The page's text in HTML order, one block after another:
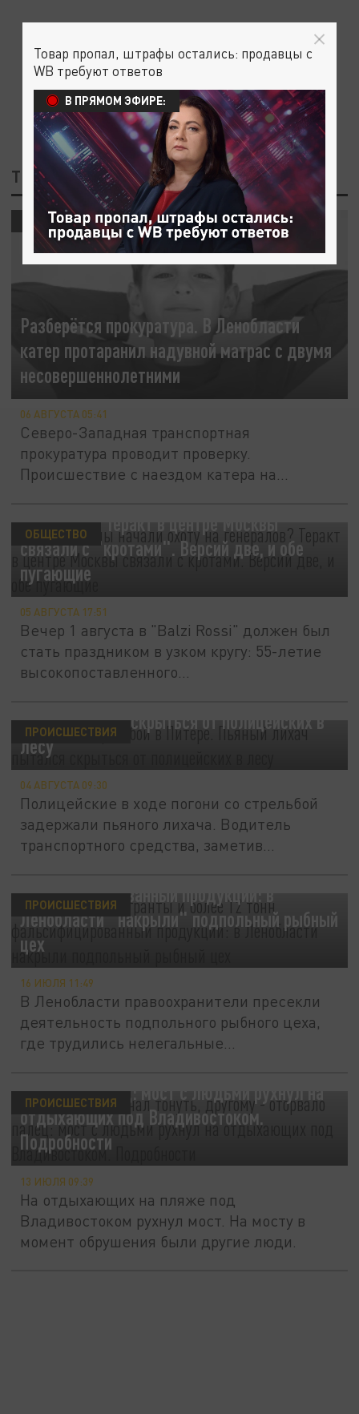
ТЕГ: ПРОИСШЕСТВИЯ
Разберётся прокуратура. В Ленобласти
катер протаранил надувной матрас с двумя
несовершеннолетними
ПРОИСШЕСТВИЯ
06 АВГУСТА 05:41
Северо-Западная транспортная
прокуратура проводит проверку.
Происшествие с наездом катера на
генералов? Теракт в центре Москвы
связали с "кротами". Версий две, и обе
пугающие
ОБЩЕСТВО
05 АВГУСТА 17:51
Вечер 1 августа в "Balzi Rossi" должен был
стать праздником в узком кругу: 55-летие
высокопоставленного...
лихач пытался скрыться от полицейских в
лесу
ПРОИСШЕСТВИЯ
04 АВГУСТА 09:30
Полицейские в ходе погони со стрельбой
задержали пьяного лихача. Водитель
транспортного средства, заметив...
фальсифицированный продукции: в
Ленобласти "накрыли" подпольный рыбный
цех
ПРОИСШЕСТВИЯ
16 ИЮЛЯ 11:49
В Ленобласти правоохранители пресекли
деятельность подпольного рыбного цеха,
где трудились нелегальные...
оторвало палец: мост с людьми рухнул на
отдыхающих под Владивостоком.
Подробности
ПРОИСШЕСТВИЯ
13 ИЮЛЯ 09:39
На отдыхающих на пляже под
Владивостоком рухнул мост. На мосту в
момент обрушения были другие люди.
Товар пропал, штрафы остались: продавцы с
WB требуют ответов
В ПРЯМОМ ЭФИРЕ: